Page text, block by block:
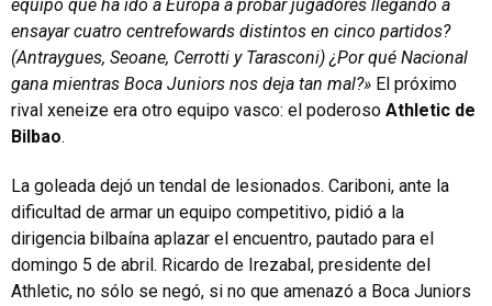
equipo que ha ido a Europa a probar jugadores llegando a
ensayar cuatro centrefowards distintos en cinco partidos?
(Antraygues, Seoane, Cerrotti y Tarasconi) ¿Por qué Nacional
gana mientras Boca Juniors nos deja tan mal?» El próximo
rival xeneize era otro equipo vasco: el poderoso Athletic de
Bilbao.
La goleada dejó un tendal de lesionados. Cariboni, ante la
dificultad de armar un equipo competitivo, pidió a la
dirigencia bilbaína aplazar el encuentro, pautado para el
domingo 5 de abril. Ricardo de Irezabal, presidente del
Athletic, no sólo se negó, si no que amenazó a Boca Juniors